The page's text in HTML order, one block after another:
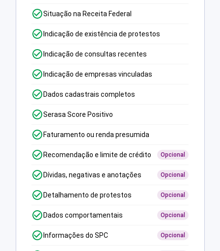
Situação na Receita Federal
Indicação de existência de protestos
Indicação de consultas recentes
Indicação de empresas vinculadas
Dados cadastrais completos
Serasa Score Positivo
Faturamento ou renda presumida
Recomendação e limite de crédito Opcional
Dívidas, negativas e anotações Opcional
Detalhamento de protestos Opcional
Dados comportamentais Opcional
Informações do SPC Opcional